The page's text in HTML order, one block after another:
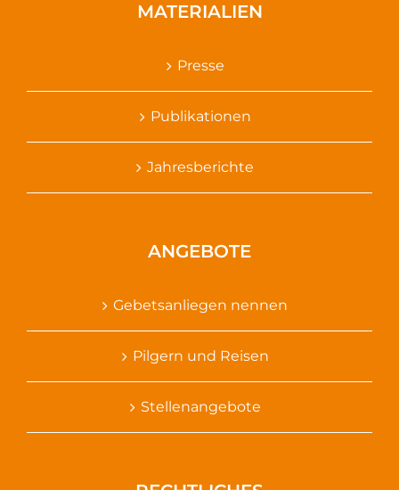
MATERIALIEN
Presse
Publikationen
Jahresberichte
ANGEBOTE
Gebetsanliegen nennen
Pilgern und Reisen
Stellenangebote